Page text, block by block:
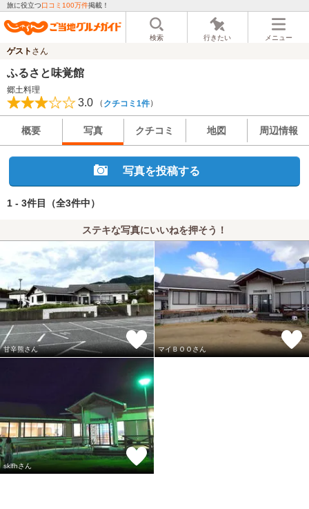
旅に役立つ口コミ100万件掲載！
検索 行きたい メニュー
ゲスト さん
ふるさと味覚館
郷土料理
3.0 （ クチコミ1件）
概要 写真 クチコミ 地図 周辺情報
写真を投稿する
1 - 3件目 （全3件中）
ステキな写真にいいねを押そう！
甘辛熊さん マイＢＯＯさん
sklfhさん